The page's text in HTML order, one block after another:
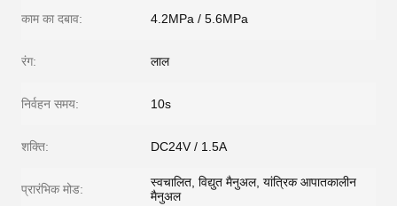
काम का दबाव: 4.2MPa / 5.6MPa
रंग: लाल
निर्वहन समय: 10s
शक्ति: DC24V / 1.5A
प्रारंभिक मोड:
स्वचालित, विद्युत मैनुअल, यांत्रिक आपातकालीन
मैनुअल